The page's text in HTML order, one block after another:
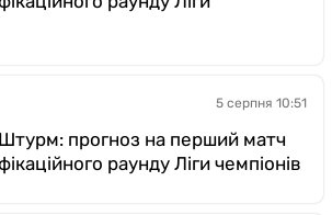
5 серпня 10:51
прогноз на перший матч
раунду Ліги чемпіонів